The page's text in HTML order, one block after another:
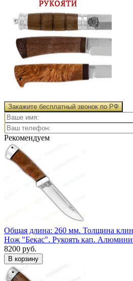
Закажите бесплатный звонок по РФ
Рекомендуем
Общая длина: 260 мм. Толщина
Нож "Бекас". Рукоять кап.
8200 руб.